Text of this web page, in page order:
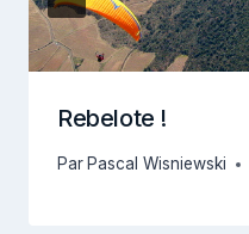
Rebelote !
Par Pascal Wisniewski